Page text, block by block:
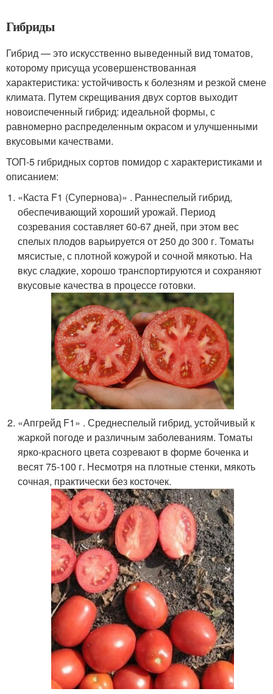
Гибриды
Гибрид — это искусственно выведенный вид томатов,
которому присуща усовершенствованная
характеристика: устойчивость к болезням и резкой смене
климата. Путем скрещивания двух сортов выходит
новоиспеченный гибрид: идеальной формы, с
равномерно распределенным окрасом и улучшенными
вкусовыми качествами.
ТОП-5 гибридных сортов помидор с характеристиками и
описанием:
«Каста F1 (Супернова)» . Раннеспелый гибрид,
обеспечивающий хороший урожай. Период
созревания составляет 60-67 дней, при этом вес
спелых плодов варьируется от 250 до 300 г. Томаты
мясистые, с плотной кожурой и сочной мякотью. На
вкус сладкие, хорошо транспортируются и сохраняют
вкусовые качества в процессе готовки.
«Апгрейд F1» . Среднеспелый гибрид, устойчивый к
жаркой погоде и различным заболеваниям. Томаты
ярко-красного цвета созревают в форме боченка и
весят 75-100 г. Несмотря на плотные стенки, мякоть
сочная, практически без косточек.